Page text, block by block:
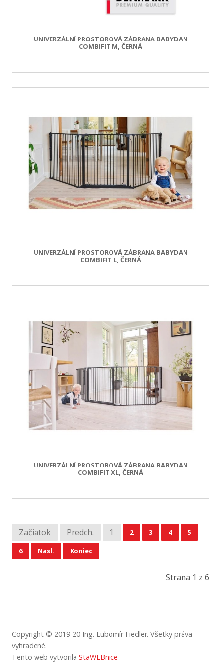
UNIVERZÁLNÍ PROSTOROVÁ ZÁBRANA BABYDAN
COMBIFIT M, ČERNÁ
UNIVERZÁLNÍ PROSTOROVÁ ZÁBRANA BABYDAN
COMBIFIT L, ČERNÁ
UNIVERZÁLNÍ PROSTOROVÁ ZÁBRANA BABYDAN
COMBIFIT XL, ČERNÁ
Začiatok Predch. 1 2 3 4 5
6 Nasl. Koniec
Strana 1 z 6
Copyright © 2019-20 Ing. Lubomír Fiedler. Všetky práva
vyhradené.
Tento web vytvorila StaWEBnice